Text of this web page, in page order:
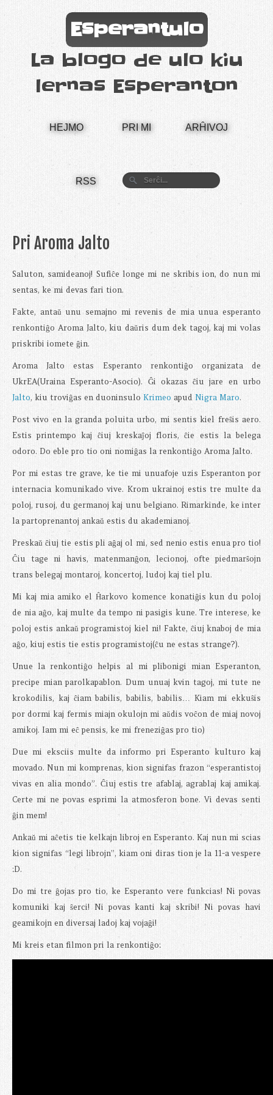
Esperantulo
La blogo de ulo kiu
lernas Esperanton
HEJMO PRI MI ARĤIVOJ
RSS
Pri Aroma Jalto
Saluton, samideanoj! Sufiĉe longe mi ne skribis ion, do nun mi
sentas, ke mi devas fari tion.
Fakte, antaŭ unu semajno mi revenis de mia unua esperanto
renkontiĝo Aroma Jalto, kiu daŭris dum dek tagoj, kaj mi volas
priskribi iomete ĝin.
Aroma Jalto estas Esperanto renkontiĝo organizata de
UkrEA(Uraina Esperanto-Asocio). Ĝi okazas ĉiu jare en urbo
Jalto, kiu troviĝas en duoninsulo Krimeo apud Nigra Maro.
Post vivo en la granda poluita urbo, mi sentis kiel freŝis aero.
Estis printempo kaj ĉiuj kreskaĵoj floris, ĉie estis la belega
odoro. Do eble pro tio oni nomiĝas la renkontiĝo Aroma Jalto.
Por mi estas tre grave, ke tie mi unuafoje uzis Esperanton por
internacia komunikado vive. Krom ukrainoj estis tre multe da
poloj, rusoj, du germanoj kaj unu belgiano. Rimarkinde, ke inter
la partoprenantoj ankaŭ estis du akademianoj.
Preskaŭ ĉiuj tie estis pli aĝaj ol mi, sed nenio estis enua pro tio!
Ĉiu tage ni havis, matenmanĝon, lecionoj, ofte piedmarŝojn
trans belegaj montaroj, koncertoj, ludoj kaj tiel plu.
Mi kaj mia amiko el Ĥarkovo komence konatiĝis kun du poloj
de nia aĝo, kaj multe da tempo ni pasigis kune. Tre interese, ke
poloj estis ankaŭ programistoj kiel ni! Fakte, ĉiuj knaboj de mia
aĝo, kiuj estis tie estis programistoj(ĉu ne estas strange?).
Unue la renkontiĝo helpis al mi plibonigi mian Esperanton,
precipe mian parolkapablon. Dum unuaj kvin tagoj, mi tute ne
krokodilis, kaj ĉiam babilis, babilis, babilis… Kiam mi ekkuŝis
por dormi kaj fermis miajn okulojn mi aŭdis voĉon de miaj novoj
amikoj. Iam mi eĉ pensis, ke mi freneziĝas pro tio)
Due mi eksciis multe da informo pri Esperanto kulturo kaj
movado. Nun mi komprenas, kion signifas frazon “esperantistoj
vivas en alia mondo”. Ĉiuj estis tre afablaj, agrablaj kaj amikaj.
Certe mi ne povas esprimi la atmosferon bone. Vi devas senti
ĝin mem!
Ankaŭ mi aĉetis tie kelkajn libroj en Esperanto. Kaj nun mi scias
kion signifas “legi librojn”, kiam oni diras tion je la 11-a vespere
:D.
Do mi tre ĝojas pro tio, ke Esperanto vere funkcias! Ni povas
komuniki kaj ŝerci! Ni povas kanti kaj skribi! Ni povas havi
geamikojn en diversaj ladoj kaj vojaĝi!
Mi kreis etan filmon pri la renkontiĝo: